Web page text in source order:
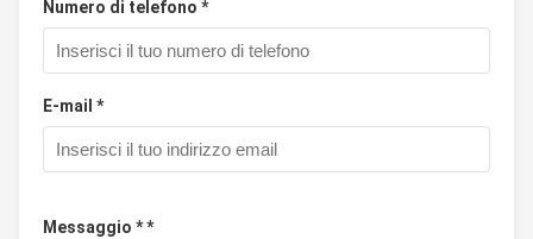
Numero di telefono *
E-mail *
Messaggio * *